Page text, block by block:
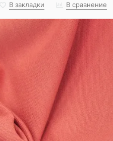
В закладки В сравнение